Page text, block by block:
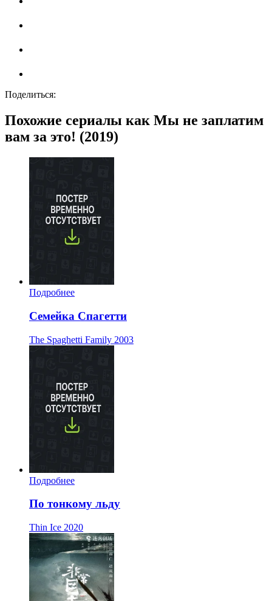
Поделиться:
Похожие сериалы как Мы не заплатим
вам за это! (2019)
Подробнее
Семейка Спагетти
The Spaghetti Family 2003
Подробнее
По тонкому льду
Thin Ice 2020